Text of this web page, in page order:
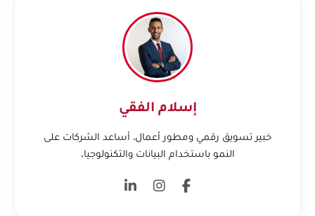
إسلام الفقي
خبير تسويق رقمي ومطور أعمال، أساعد الشركات على
النمو باستخدام البيانات والتكنولوجيا.